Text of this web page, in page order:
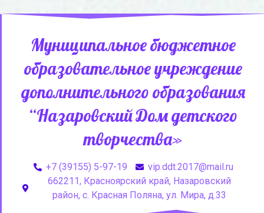
Муниципальное бюджетное
образовательное учреждение
дополнительного образования
“Назаровский Дом детского
творчества»
+7 (39155) 5-97-19
vip.ddt.2017@mail.ru
662211, Красноярский край, Назаровский
район, с. Красная Поляна, ул. Мира, д.33